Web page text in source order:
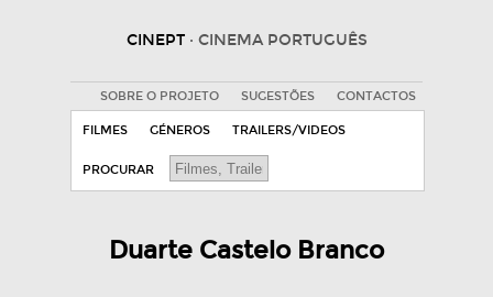
CINEPT · CINEMA PORTUGUÊS
SOBRE O PROJETO SUGESTÕES CONTACTOS
FILMES GÉNEROS TRAILERS/VIDEOS
PROCURAR
Duarte Castelo Branco